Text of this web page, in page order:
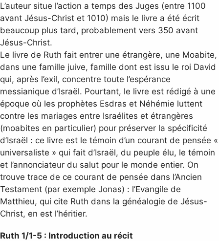
L’auteur situe l’action a temps des Juges (entre 1100
avant Jésus-Christ et 1010) mais le livre a été écrit
beaucoup plus tard, probablement vers 350 avant
Jésus-Christ.
Le livre de Ruth fait entrer une étrangère, une Moabite,
dans une famille juive, famille dont est issu le roi David
qui, après l’exil, concentre toute l’espérance
messianique d’Israël. Pourtant, le livre est rédigé à une
époque où les prophètes Esdras et Néhémie luttent
contre les mariages entre Israélites et étrangères
(moabites en particulier) pour préserver la spécificité
d’Israël : ce livre est le témoin d’un courant de pensée «
universaliste » qui fait d’Israël, du peuple élu, le témoin
et l’annonciateur du salut pour le monde entier. On
trouve trace de ce courant de pensée dans l’Ancien
Testament (par exemple Jonas) : l’Evangile de
Matthieu, qui cite Ruth dans la généalogie de Jésus-
Christ, en est l’héritier.
Ruth 1/1-5 : Introduction au récit